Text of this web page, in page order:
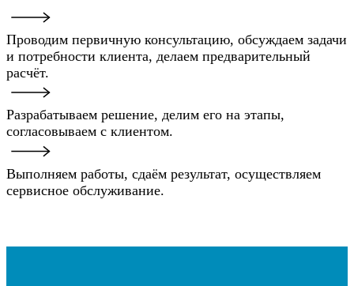
Проводим первичную консультацию, обсуждаем задачи
и потребности клиента, делаем предварительный
расчёт.
Разрабатываем решение, делим его на этапы,
согласовываем с клиентом.
Выполняем работы, сдаём результат, осуществляем
сервисное обслуживание.